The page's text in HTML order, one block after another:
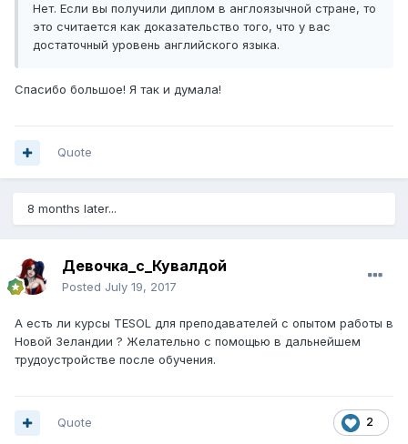
Нет. Если вы получили диплом в англоязычной стране, то
это считается как доказательство того, что у вас
достаточный уровень английского языка.
Спасибо большое! Я так и думала!
Quote
8 months later...
Девочка_с_Кувалдой
Posted July 19, 2017
А есть ли курсы TESOL для преподавателей с опытом работы в
Новой Зеландии ? Желательно с помощью в дальнейшем
трудоустройстве после обучения.
2
Quote